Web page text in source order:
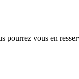
pourrez vous en